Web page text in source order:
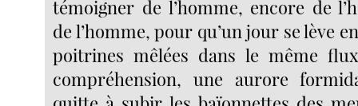
témoigner de l’homme, encore de
de l’homme, pour qu’un jour se lève
poitrines mêlées dans le même
compréhension, une aurore